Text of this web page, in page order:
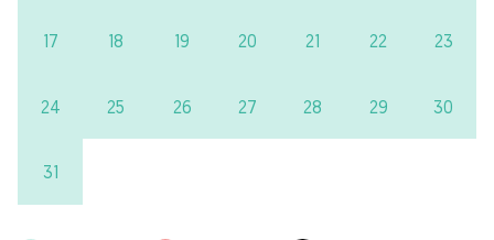
17 18 19 20 21 22 23
24 25 26 27 28 29 30
31